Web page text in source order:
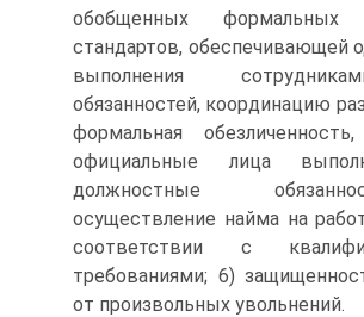
обобщенных
стандартов, обеспечивающей
выполнения
обязанностей, координацию
формальная
официальные лица
должностные
осуществление найма на
соответствии с
требованиями; 6)
от произвольных увольнений.